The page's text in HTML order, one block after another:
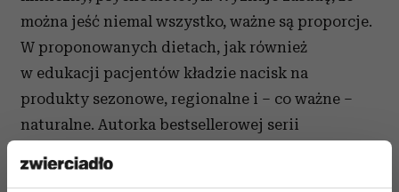
można jeść niemal wszystko, ważne są proporcje.
W proponowanych dietach, jak również
w edukacji pacjentów kładzie nacisk na
produkty sezonowe, regionalne i – co ważne –
naturalne. Autorka bestsellerowej serii